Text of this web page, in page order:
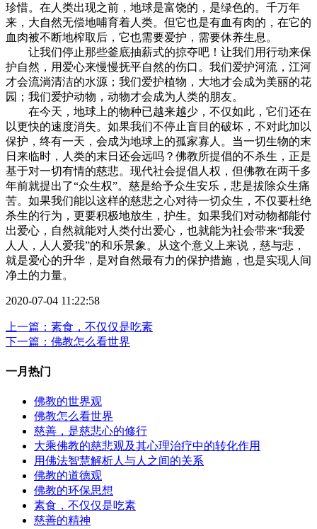
珍惜。在人类出现之前，地球是富饶的，是绿色的。千万年
来，大自然无偿地哺育着人类。但它也是有血有肉的，在它的
血肉被不断地榨取后，它也需要爱护，需要休养生息。
让我们停止那些釜底抽薪式的掠夺吧！让我们用行动来保
护自然，用爱心来慢慢抚平自然的伤口。我们爱护河流，江河
才会流淌清洁的水源；我们爱护植物，大地才会成为美丽的花
园；我们爱护动物，动物才会成为人类的朋友。
在今天，地球上的物种已越来越少，不仅如此，它们还在
以更快的速度消失。如果我们不停止盲目的破坏，不对此加以
保护，终有一天，会成为地球上的孤家寡人。当一切生物的末
日来临时，人类的末日还会远吗？佛教所提倡的不杀生，正是
基于对一切有情的慈悲。现代社会提倡人权，但佛教在两千多
年前就提出了“众生权”。慈是给予众生安乐，悲是拔除众生痛
苦。如果我们能以这样的慈悲之心对待一切众生，不仅要杜绝
杀生的行为，更要积极地放生，护生。如果我们对动物都能付
出爱心，自然就能对人类付出爱心，也就能为社会带来“我爱
人人，人人爱我”的和乐景象。从这个意义上来说，慈与悲，
就是爱心的升华，是对自然最有力的保护措施，也是实现人间
净土的力量。
2020-07-04 11:22:58
上一篇：素食，不仅仅是吃素
下一篇：佛教怎么看世界
一月热门
佛教的世界观
佛教怎么看世界
慈善，是慈悲心的修行
大乘佛教的慈悲观及其心理治疗中的转化作用
用佛法智慧解析人与人之间的关系
佛教的道德观
佛教的环保思想
素食，不仅仅是吃素
慈善的精神